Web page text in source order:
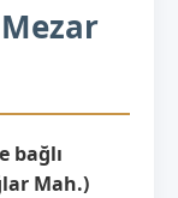
bağlı
Mah.)